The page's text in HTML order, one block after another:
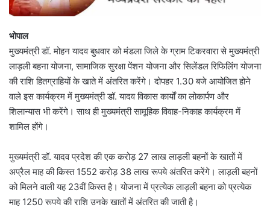
भोपाल
मुख्यमंत्री डॉ. मोहन यादव बुधवार को मंडला जिले के ग्राम टिकरवारा से मुख्यमंत्री
लाड़ली बहना योजना, सामाजिक सुरक्षा पेंशन योजना और सिलेंडल रिफिलिंग योजना
की राशि हितग्राहियों के खाते में अंतरित करेंगे। दोपहर 1.30 बजे आयोजित होने
वाले इस कार्यक्रम में मुख्यमंत्री डॉ. यादव विकास कार्यों का लोकार्पण और
शिलान्यास भी करेंगे। साथ ही मुख्यमंत्री सामूहिक विवाह-निकाह कार्यक्रम में
शामिल होंगे।
मुख्यमंत्री डॉ. यादव प्रदेश की एक करोड़ 27 लाख लाड़ली बहनों के खातों में
अप्रैल माह की किस्त 1552 करोड़ 38 लाख रूपये अंतरित करेंगे। लाड़ली बहनों
को मिलने वाली यह 23वीं किस्त है। योजना में प्रत्येक लाड़ली बहना को प्रत्येक
माह 1250 रूपये की राशि उनके खातों में अंतरित की जाती है।